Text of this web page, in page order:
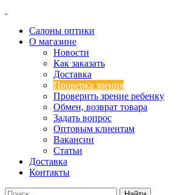
Салоны оптики
О магазине
Новости
Как заказать
Доставка
Проверка зрения
Проверить зрение ребенку
Обмен, возврат товара
Задать вопрос
Оптовым клиентам
Вакансии
Статьи
Доставка
Контакты